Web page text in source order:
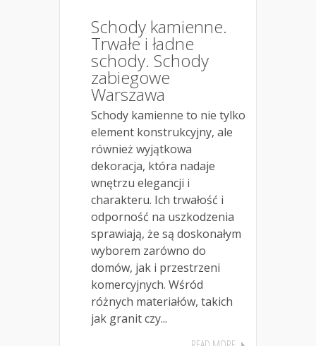
Schody kamienne.
Trwałe i ładne
schody. Schody
zabiegowe
Warszawa
Schody kamienne to nie tylko
element konstrukcyjny, ale
również wyjątkowa
dekoracja, która nadaje
wnętrzu elegancji i
charakteru. Ich trwałość i
odporność na uszkodzenia
sprawiają, że są doskonałym
wyborem zarówno do
domów, jak i przestrzeni
komercyjnych. Wśród
różnych materiałów, takich
jak granit czy...